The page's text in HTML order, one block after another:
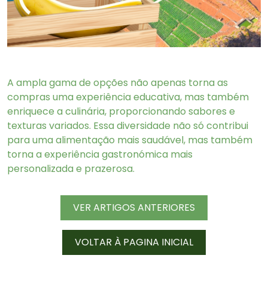
A ampla gama de opções não apenas torna as
compras uma experiência educativa, mas também
enriquece a culinária, proporcionando sabores e
texturas variados. Essa diversidade não só contribui
para uma alimentação mais saudável, mas também
torna a experiência gastronómica mais
personalizada e prazerosa.
VER ARTIGOS ANTERIORES
VOLTAR À PAGINA INICIAL